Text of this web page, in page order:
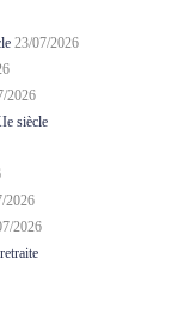
23/07/2026
2026
siècle
2026
2026